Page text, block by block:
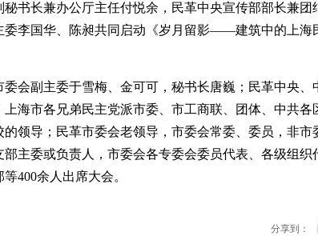
秘书长兼办公厅主任付悦余，民革中央宣传部部长兼
委李国华、陈昶共同启动《岁月留影——建筑中的上海
委会副主委于雪梅、金可可，秘书长唐巍；民革中央、
上海市各兄弟民主党派市委、市工商联、团体、中共各
领导；民革市委会老领导，市委会常委、委员，非市
主委或负责人，市委会各专委会委员代表、各级组织
400余人出席大会。
分享到：